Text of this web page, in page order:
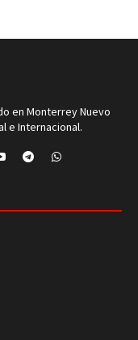
en Monterrey Nuevo
e Internacional.